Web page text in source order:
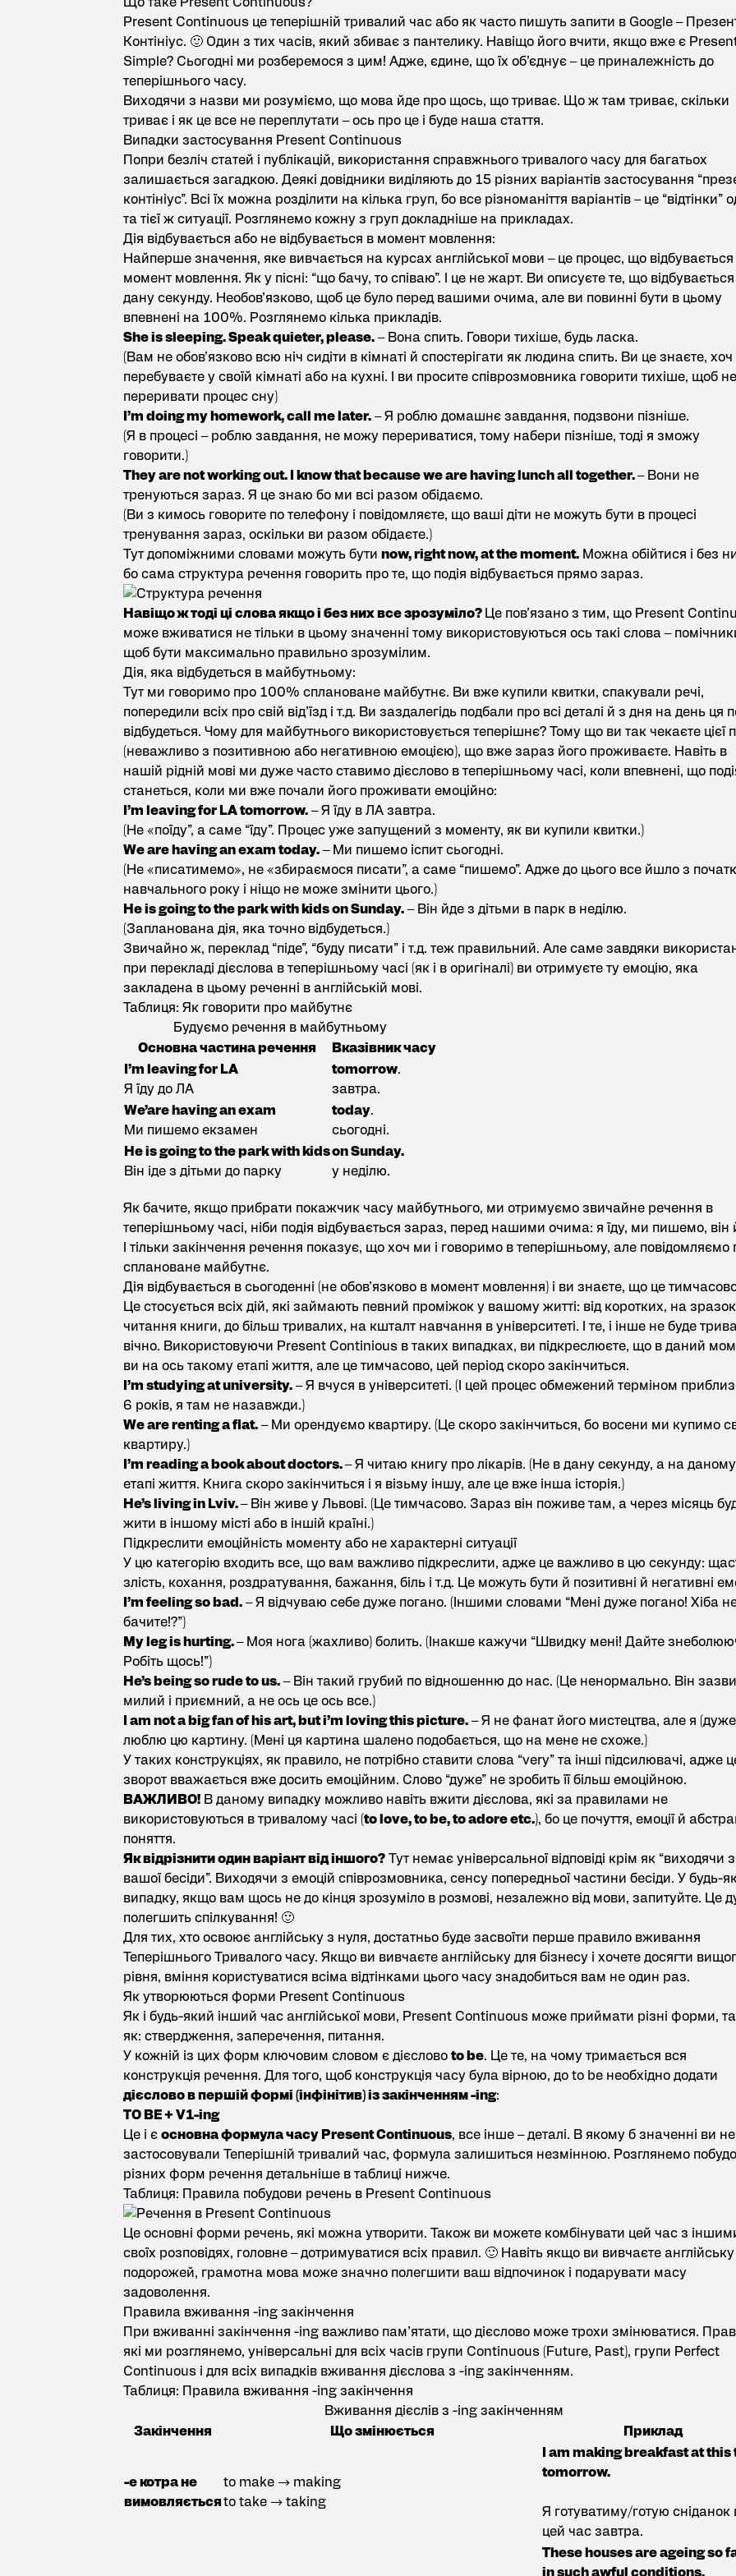
Present Continuous це теперішній тривалий час або як часто пишуть запити в Google –
Контініус. 🙂 Один з тих часів, який збиває з пантелику. Навіщо його вчити, якщо вже є
Simple? Сьогодні ми розберемося з цим! Адже, єдине, що їх об’єднує – це приналежність до
теперішнього часу.
Виходячи з назви ми розуміємо, що мова йде про щось, що триває. Що ж там триває, скільки
триває і як це все не переплутати – ось про це і буде наша стаття.
Випадки застосування Present Continuous
Попри безліч статей і публікацій, використання справжнього тривалого часу для багатьох
залишається загадкою. Деякі довідники виділяють до 15 різних варіантів застосування
контініус”. Всі їх можна розділити на кілька груп, бо все різноманіття варіантів – це “відтінки”
та тієї ж ситуації. Розглянемо кожну з груп докладніше на прикладах.
Дія відбувається або не відбувається в момент мовлення:
Найперше значення, яке вивчається на курсах англійської мови – це процес, що відбувається
момент мовлення. Як у пісні: “що бачу, то співаю”. І це не жарт. Ви описуєте те, що
дану секунду. Необов’язково, щоб це було перед вашими очима, але ви повинні бути в цьому
впевнені на 100%. Розглянемо кілька прикладів.
She is sleeping. Speak quieter, please. – Вона спить. Говори тихіше, будь ласка.
(Вам не обов’язково всю ніч сидіти в кімнаті й спостерігати як людина спить. Ви це знаєте, хоч
перебуваєте у своїй кімнаті або на кухні. І ви просите співрозмовника говорити тихіше, щоб не
переривати процес сну)
I’m doing my homework, call me later. – Я роблю домашнє завдання, подзвони пізніше.
(Я в процесі – роблю завдання, не можу перериватися, тому набери пізніше, тоді я зможу
говорити.)
They are not working out. I know that because we are having lunch all together.– Вони не
тренуються зараз. Я це знаю бо ми всі разом обідаємо.
(Ви з кимось говорите по телефону і повідомляєте, що ваші діти не можуть бути в процесі
тренування зараз, оскільки ви разом обідаєте.)
Тут допоміжними словами можуть бути now, right now, at the moment. Можна обійтися і без
бо сама структура речення говорить про те, що подія відбувається прямо зараз.
Навіщо ж тоді ці слова якщо і без них все зрозуміло? Це пов’язано з тим, що Present
може вживатися не тільки в цьому значенні тому використовуються ось такі слова –
щоб бути максимально правильно зрозумілим.
Дія, яка відбудеться в майбутньому:
Тут ми говоримо про 100% сплановане майбутнє. Ви вже купили квитки, спакували речі,
попередили всіх про свій від’їзд і т.д. Ви заздалегідь подбали про всі деталі й з дня на день ця
відбудеться. Чому для майбутнього використовується теперішнє? Тому що ви так чекаєте цієї
(неважливо з позитивною або негативною емоцією), що вже зараз його проживаєте. Навіть в
нашій рідній мові ми дуже часто ставимо дієслово в теперішньому часі, коли впевнені, що
станеться, коли ми вже почали його проживати емоційно:
I’m leaving for LA tomorrow. – Я їду в ЛА завтра.
(Не «поїду”, а саме “їду”. Процес уже запущений з моменту, як ви купили квитки.)
We are having an exam today. – Ми пишемо іспит сьогодні.
(Не «писатимемо», не «збираємося писати”, а саме “пишемо”. Адже до цього все йшло з
навчального року і ніщо не може змінити цього.)
He is going to the park with kids on Sunday. – Він йде з дітьми в парк в неділю.
(Запланована дія, яка точно відбудеться.)
Звичайно ж, переклад “піде”, “буду писати” і т.д. теж правильний. Але саме завдяки
при перекладі дієслова в теперішньому часі (як і в оригіналі) ви отримуєте ту емоцію, яка
закладена в цьому реченні в англійській мові.
Таблиця: Як говорити про майбутнє
Будуємо речення в майбутньому
Основна частина речення
Вказівник часу
I’m leaving for LA
Я їду до ЛА
tomorrow.
завтра.
We’are having an exam
Ми пишемо екзамен
today.
сьогодні.
He is going to the park with kids
Він іде з дітьми до парку
on Sunday.
у неділю.
Як бачите, якщо прибрати покажчик часу майбутнього, ми отримуємо звичайне речення в
теперішньому часі, ніби подія відбувається зараз, перед нашими очима: я їду, ми пишемо, він
І тільки закінчення речення показує, що хоч ми і говоримо в теперішньому, але повідомляємо
сплановане майбутнє.
Дія відбувається в сьогоденні (не обов’язково в момент мовлення) і ви знаєте, що це
Це стосується всіх дій, які займають певний проміжок у вашому житті: від коротких, на зразок
читання книги, до більш тривалих, на кшталт навчання в університеті. І те, і інше не буде
вічно. Використовуючи Present Continious в таких випадках, ви підкреслюєте, що в даний
ви на ось такому етапі життя, але це тимчасово, цей період скоро закінчиться.
I’m studying at university. – Я вчуся в університеті. (І цей процес обмежений терміном
6 років, я там не назавжди.)
We are renting a flat. – Ми орендуємо квартиру. (Це скоро закінчиться, бо восени ми купимо
квартиру.)
I’m reading a book about doctors.– Я читаю книгу про лікарів. (Не в дану секунду, а на даному
етапі життя. Книга скоро закінчиться і я візьму іншу, але це вже інша історія.)
He’s living in Lviv.– Він живе у Львові. (Це тимчасово. Зараз він поживе там, а через місяць
жити в іншому місті або в іншій країні.)
Підкреслити емоційність моменту або не характерні ситуації
У цю категорію входить все, що вам важливо підкреслити, адже це важливо в цю секунду:
злість, кохання, роздратування, бажання, біль і т.д. Це можуть бути й позитивні й негативні
I’m feeling so bad. – Я відчуваю себе дуже погано. (Іншими словами “Мені дуже погано! Хіба
бачите!?”)
My leg is hurting.– Моя нога (жахливо) болить. (Інакше кажучи “Швидку мені! Дайте
Робіть щось!”)
He’s being so rude to us. – Він такий грубий по відношенню до нас. (Це ненормально. Він
милий і приємний, а не ось це ось все.)
I am not a big fan of his art, but i’m loving this picture. – Я не фанат його мистецтва, але я
люблю цю картину. (Мені ця картина шалено подобається, що на мене не схоже.)
У таких конструкціях, як правило, не потрібно ставити слова “very” та інші підсилювачі, адже
зворот вважається вже досить емоційним. Слово “дуже” не зробить її більш емоційною.
ВАЖЛИВО! В даному випадку можливо навіть вжити дієслова, які за правилами не
використовуються в тривалому часі (to love, to be, to adore etc.), бо це почуття, емоції й
поняття.
Як відрізнити один варіант від іншого? Тут немає універсальної відповіді крім як “виходячи з
вашої бесіди”. Виходячи з емоцій співрозмовника, сенсу попередньої частини бесіди. У будь-
випадку, якщо вам щось не до кінця зрозуміло в розмові, незалежно від мови, запитуйте. Це
полегшить спілкування! 🙂
Для тих, хто освоює англійську з нуля, достатньо буде засвоїти перше правило вживання
Теперішнього Тривалого часу. Якщо ви вивчаєте англійську для бізнесу і хочете досягти
рівня, вміння користуватися всіма відтінками цього часу знадобиться вам не один раз.
Як утворюються форми Present Continuous
Як і будь-який інший час англійської мови, Present Continuous може приймати різні форми,
як: ствердження, заперечення, питання.
У кожній із цих форм ключовим словом є дієслово to be. Це те, на чому тримається вся
конструкція речення. Для того, щоб конструкція часу була вірною, до to be необхідно додати
дієслово в першій формі (інфінітив) із закінченням -ing:
TO BE + V1-ing
Це і є основна формула часу Present Continuous, все інше – деталі. В якому б значенні ви не
застосовували Теперішній тривалий час, формула залишиться незмінною. Розглянемо
різних форм речення детальніше в таблиці нижче.
Таблиця: Правила побудови речень в Present Continuous
Це основні форми речень, які можна утворити. Також ви можете комбінувати цей час з
своїх розповідях, головне – дотримуватися всіх правил. 🙂 Навіть якщо ви вивчаєте
подорожей, грамотна мова може значно полегшити ваш відпочинок і подарувати масу
задоволення.
Правила вживання -ing закінчення
При вживанні закінчення -ing важливо пам’ятати, що дієслово може трохи змінюватися.
які ми розглянемо, універсальні для всіх часів групи Continuous (Future, Past), групи Perfect
Continuous і для всіх випадків вживання дієслова з -ing закінченням.
Таблиця: Правила вживання -ing закінчення
Вживання дієслів з -ing закінченням
Закінчення
Що змінюється Приклад
-е котра не
вимовляється
to make → making
to take → taking
I am making breakfast at this
tomorrow.
Я готуватиму/готую сніданок
цей час завтра.
These houses are ageing so
in such awful conditions.